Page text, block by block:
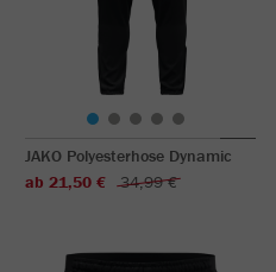
JAKO Polyesterhose Dynamic
ab 21,50 €
34,99 €